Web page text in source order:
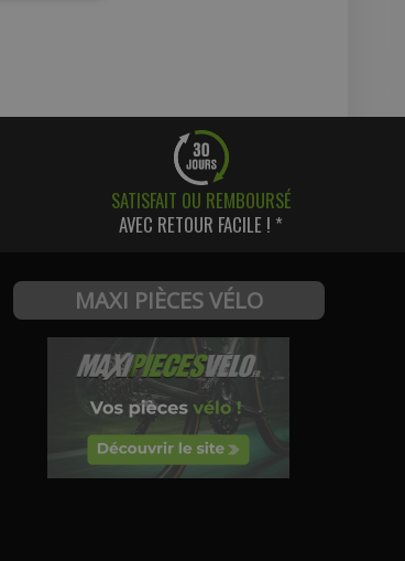
SATISFAIT OU REMBOURSÉ
AVEC RETOUR FACILE ! *
MAXI PIÈCES VÉLO